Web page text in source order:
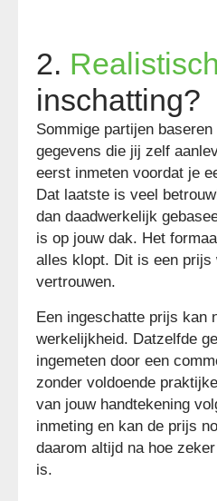
2.
inschatting?
Sommige partijen
gegevens die jij zelf
eerst inmeten voordat je
Dat laatste is veel
dan daadwerkelijk
is op jouw dak. Het
alles klopt. Dit is een prijs
vertrouwen.
Een ingeschatte prijs kan
werkelijkheid. Datzelfde
ingemeten door een
zonder voldoende
van jouw handtekening
inmeting en kan de prijs
daarom altijd na hoe
is.